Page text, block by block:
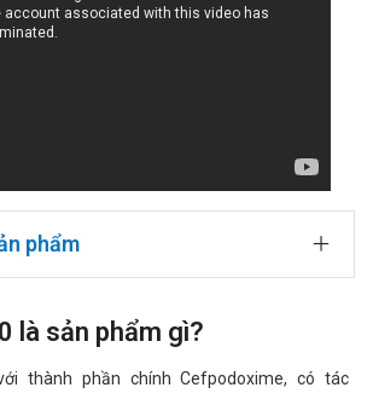
phẩm
là sản phẩm gì?
thành phần chính Cefpodoxime, có tác